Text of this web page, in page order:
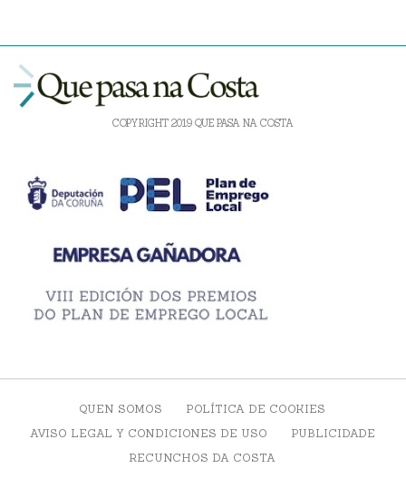
COPYRIGHT 2019 QUE PASA NA COSTA
QUEN SOMOS
POLÍTICA DE COOKIES
AVISO LEGAL Y CONDICIONES DE USO
PUBLICIDADE
RECUNCHOS DA COSTA